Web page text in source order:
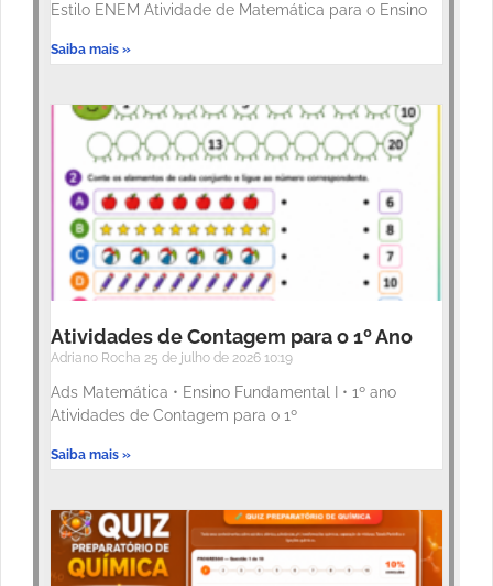
Estilo ENEM Atividade de Matemática para o Ensino
Saiba mais »
Atividades de Contagem para o 1º Ano
Adriano Rocha 25 de julho de 2026 10:19
Ads Matemática • Ensino Fundamental I • 1º ano
Atividades de Contagem para o 1º
Saiba mais »